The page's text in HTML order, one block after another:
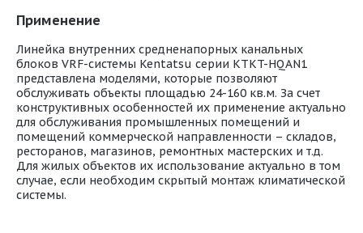
Применение
Линейка внутренних средненапорных канальных
блоков VRF-системы Kentatsu серии KTKT-HQAN1
представлена моделями, которые позволяют
обслуживать объекты площадью 24-160 кв.м. За счет
конструктивных особенностей их применение актуально
для обслуживания промышленных помещений и
помещений коммерческой направленности – складов,
ресторанов, магазинов, ремонтных мастерских и т.д.
Для жилых объектов их использование актуально в том
случае, если необходим скрытый монтаж климатической
системы.